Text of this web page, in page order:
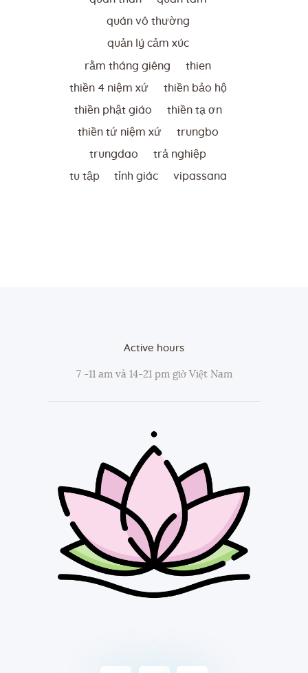
quán vô thường
quản lý cảm xúc
rằm tháng giêng thien
thiền 4 niệm xứ thiền bảo hộ
thiền phật giáo thiền tạ ơn
thiền tứ niệm xứ trungbo
trungdao trả nghiệp
tu tập tỉnh giác vipassana
Active hours
7 -11 am và 14-21 pm giờ Việt Nam